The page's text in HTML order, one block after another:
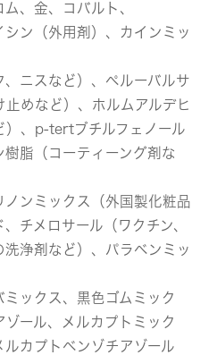
、金、コバルト、
シン（外用剤）、カインミッ
、ニスなど）、ペルーバルサ
めなど）、ホルムアルデヒ
）、p-tertブチルフェノール
樹脂（コーティーング剤な
ノンミックス（外国製化粧品
チメロサール（ワクチン、
浄剤など）、パラベンミッ
ミックス、黒色ゴムミック
ール、メルカプトミック
カプトベンゾチアゾール